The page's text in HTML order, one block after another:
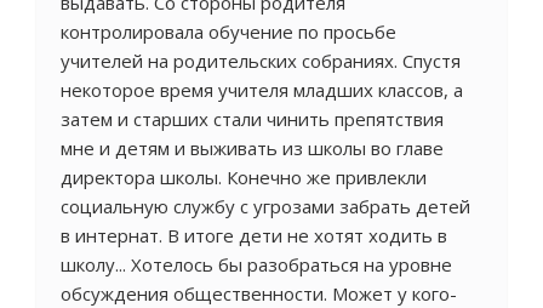
контролировала обучение по просьбе
учителей на родительских собраниях. Спустя
некоторое время учителя младших классов, а
затем и старших стали чинить препятствия
мне и детям и выживать из школы во главе
директора школы. Конечно же привлекли
социальную службу с угрозами забрать детей
в интернат. В итоге дети не хотят ходить в
школу... Хотелось бы разобраться на уровне
обсуждения общественности. Может у кого-